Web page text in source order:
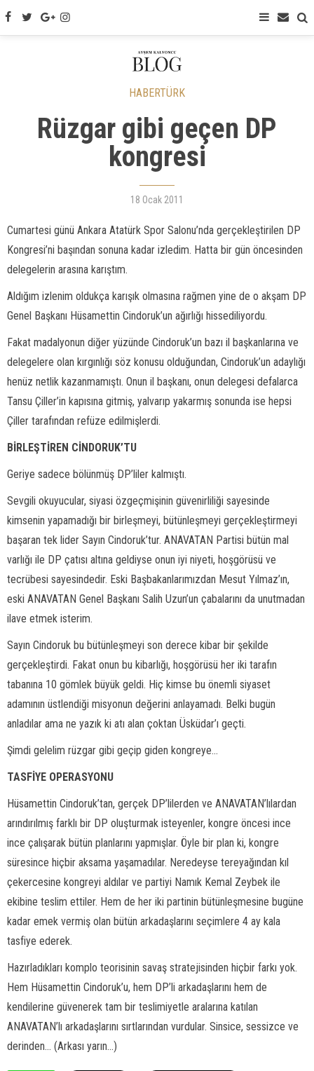
HABERTÜRK
Rüzgar gibi geçen DP
kongresi
18 Ocak 2011
Cumartesi günü Ankara Atatürk Spor Salonu’nda gerçekleştirilen DP
Kongresi’ni başından sonuna kadar izledim. Hatta bir gün öncesinden
delegelerin arasına karıştım.
Aldığım izlenim oldukça karışık olmasına rağmen yine de o akşam DP
Genel Başkanı Hüsamettin Cindoruk’un ağırlığı hissediliyordu.
Fakat madalyonun diğer yüzünde Cindoruk’un bazı il başkanlarına ve
delegelere olan kırgınlığı söz konusu olduğundan, Cindoruk’un adaylığı
henüz netlik kazanmamıştı. Onun il başkanı, onun delegesi defalarca
Tansu Çiller’in kapısına gitmiş, yalvarıp yakarmış sonunda ise hepsi
Çiller tarafından refüze edilmişlerdi.
BİRLEŞTİREN CİNDORUK’TU
Geriye sadece bölünmüş DP’liler kalmıştı.
Sevgili okuyucular, siyasi özgeçmişinin güvenirliliği sayesinde
kimsenin yapamadığı bir birleşmeyi, bütünleşmeyi gerçekleştirmeyi
başaran tek lider Sayın Cindoruk’tur. ANAVATAN Partisi bütün mal
varlığı ile DP çatısı altına geldiyse onun iyi niyeti, hoşgörüsü ve
tecrübesi sayesindedir. Eski Başbakanlarımızdan Mesut Yılmaz’ın,
eski ANAVATAN Genel Başkanı Salih Uzun’un çabalarını da unutmadan
ilave etmek isterim.
Sayın Cindoruk bu bütünleşmeyi son derece kibar bir şekilde
gerçekleştirdi. Fakat onun bu kibarlığı, hoşgörüsü her iki tarafın
tabanına 10 gömlek büyük geldi. Hiç kimse bu önemli siyaset
adamının üstlendiği misyonun değerini anlayamadı. Belki bugün
anladılar ama ne yazık ki atı alan çoktan Üsküdar’ı geçti.
Şimdi gelelim rüzgar gibi geçip giden kongreye...
TASFİYE OPERASYONU
Hüsamettin Cindoruk’tan, gerçek DP’lilerden ve ANAVATAN’lılardan
arındırılmış farklı bir DP oluşturmak isteyenler, kongre öncesi ince
ince çalışarak bütün planlarını yapmışlar. Öyle bir plan ki, kongre
süresince hiçbir aksama yaşamadılar. Neredeyse tereyağından kıl
çekercesine kongreyi aldılar ve partiyi Namık Kemal Zeybek ile
ekibine teslim ettiler. Hem de her iki partinin bütünleşmesine bugüne
kadar emek vermiş olan bütün arkadaşlarını seçimlere 4 ay kala
tasfiye ederek.
Hazırladıkları komplo teorisinin savaş stratejisinden hiçbir farkı yok.
Hem Hüsamettin Cindoruk’u, hem DP’li arkadaşlarını hem de
kendilerine güvenerek tam bir teslimiyetle aralarına katılan
ANAVATAN’lı arkadaşlarını sırtlarından vurdular. Sinsice, sessizce ve
derinden... (Arkası yarın...)